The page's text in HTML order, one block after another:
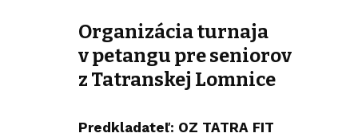
Organizácia turnaja
v petangu pre seniorov
z Tatranskej Lomnice
Predkladateľ: OZ TATRA FIT